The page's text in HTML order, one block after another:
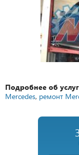
Подробнее об
Mercedes, ремонт